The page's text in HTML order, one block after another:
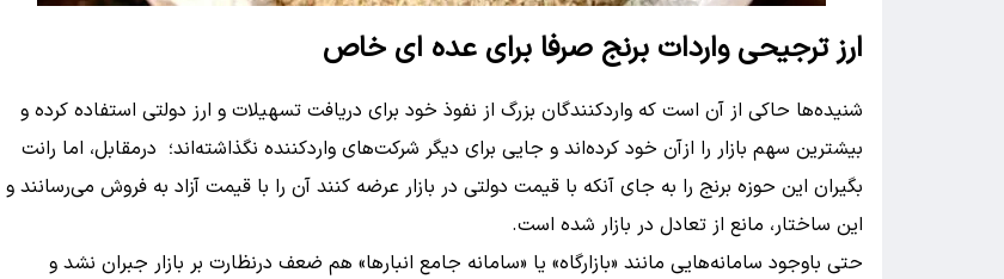
ارز ترجیحی واردات برنج صرفا برای عده ای خاص
شنیده‌ها حاکی از آن است که واردکنندگان بزرگ از نفوذ خود برای دریافت تسهیلات و ارز دولتی استفاده کرده و
بیشترین سهم بازار را ازآن خود کرده‌اند و جایی برای دیگر شرکت‌های واردکننده نگذاشته‌اند؛ درمقابل، اما رانت
بگیران این حوزه برنج را به جای آنکه با قیمت دولتی در بازار عرضه کنند آن را با قیمت آزاد به فروش می‌رسانند و
این ساختار، مانع از تعادل در بازار شده است.
حتی باوجود سامانه‌هایی مانند «بازارگاه» یا «سامانه جامع انبارها» هم ضعف درنظارت بر بازار جبران نشد و